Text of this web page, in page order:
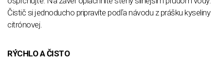
Čistič si jednoducho pripravíte podľa návodu z prášku kyseliny
citrónovej.
RÝCHLO A ČISTO